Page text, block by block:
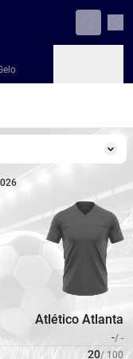
no Gelo
Atlético Atlanta
-/ -
20/ 100